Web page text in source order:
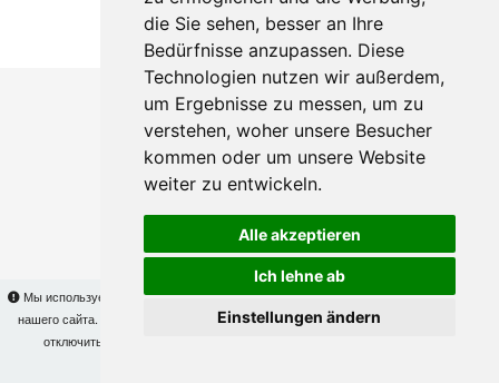
die Sie sehen, besser an Ihre
Bedürfnisse anzupassen. Diese
Technologien nutzen wir außerdem,
um Ergebnisse zu messen, um zu
verstehen, woher unsere Besucher
kommen oder um unsere Website
weiter zu entwickeln.
Alle akzeptieren
Ich lehne ab
Einstellungen ändern
Мы используем cookies для того, чтобы Вы могли использовать весь функционал
нашего сайта. На
Вы сможете узнать подробности и, при желании,
отключить использование cookies. Продолжая пользоваться сайтом, Вы
Makis© Copyright 2026